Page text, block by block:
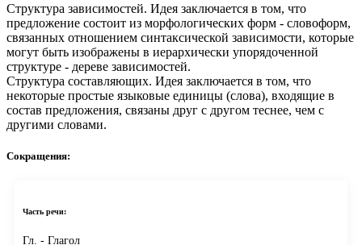
Структура зависимостей. Идея заключается в том, что
предложение состоит из морфологических форм - словоформ,
связанных отношением синтаксической зависимости, которые
могут быть изображены в иерархически упорядоченной
структуре - дереве зависимостей.
Структура составляющих. Идея заключается в том, что
некоторые простые языковые единицы (слова), входящие в
состав предложения, связаны друг с другом теснее, чем с
другими словами.
Сокращения:
Часть речи:
Гл. - Глагол